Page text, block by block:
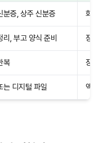
분증, 상주 신분증 화
, 부고 양식 준비 장
복 장
는 디지털 파일 액